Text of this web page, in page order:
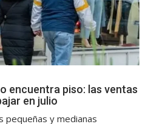
encuentra piso: las ventas
en julio
pequeñas y medianas